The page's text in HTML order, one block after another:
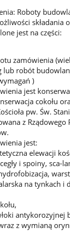
Roboty
składania
jest na części:
zamówienia
lub robót
)
jest
cokołu
pw. Św.
z Rządowego
jest:
elewacji
i spoiny, sca-
na tynkach i
antykorozyjnej
z wymianą